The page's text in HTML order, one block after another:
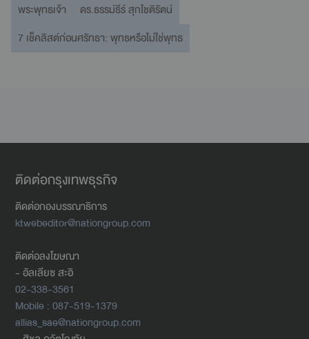
พระพุทธเจ้า
ดร.ธรรม์ธีร์ สุกโชติรัตน์
7 เช็คลิสต์ก่อนศรัทธา: พุทธหรือไม่ใช่พุทธ
ติดต่อกรุงเทพธุรกิจ
ติดต่อกองบรรณาธิการ
ktwebeditor@nationgroup.com
ติดต่อลงโฆษณา
- อัลเลียซ สะอิ
02-338-3561
Mobile : 087-519-1379
allias_sae@nationgroup.com